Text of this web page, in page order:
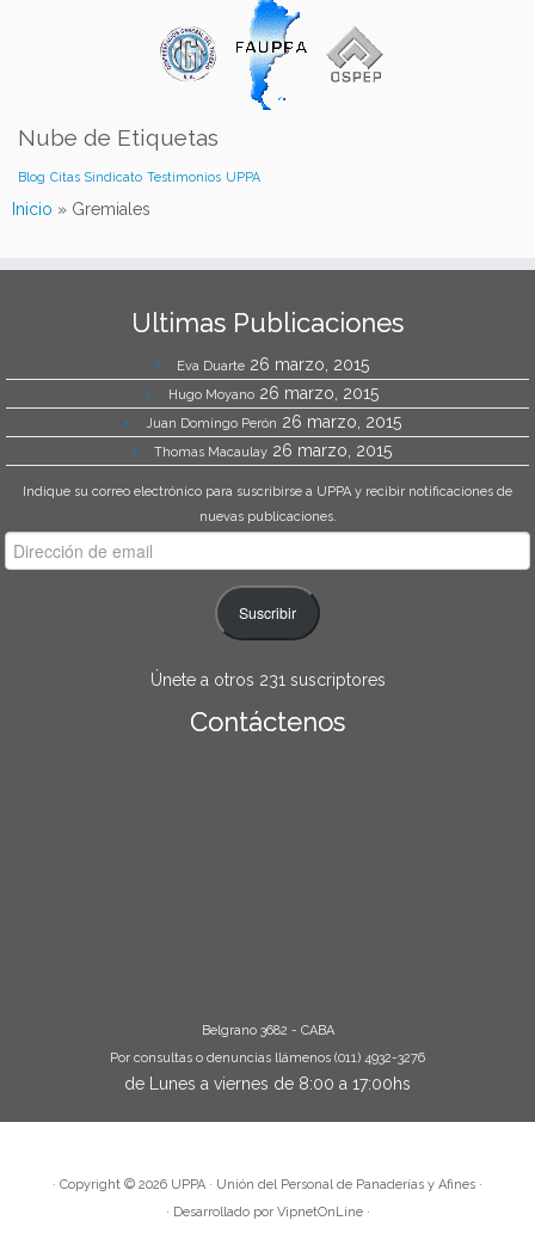
Nube de Etiquetas
Blog Citas Sindicato Testimonios UPPA
Inicio » Gremiales
Ultimas Publicaciones
Eva Duarte 26 marzo, 2015
Hugo Moyano 26 marzo, 2015
Juan Domingo Perón 26 marzo, 2015
Thomas Macaulay 26 marzo, 2015
Indique su correo electrónico para suscribirse a UPPA y recibir notificaciones de
nuevas publicaciones.
Dirección
de
Suscribir
Únete a otros 231 suscriptores
Contáctenos
Belgrano 3682 - CABA
Por consultas o denuncias llámenos (011) 4932-3276
de Lunes a viernes de 8:00 a 17:00hs
· Copyright © 2026 UPPA · Unión del Personal de Panaderías y Afines ·
· Desarrollado por VipnetOnLine·